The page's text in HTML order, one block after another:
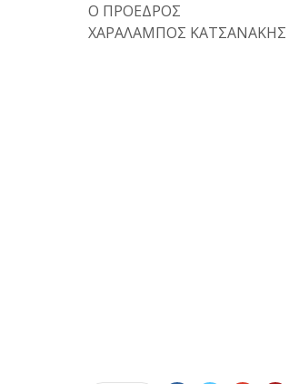
Ο ΠΡΟΕΔΡΟΣ Ο
ΧΑΡΑΛΑΜΠΟΣ ΚΑΤΣΑΝΑΚΗΣ